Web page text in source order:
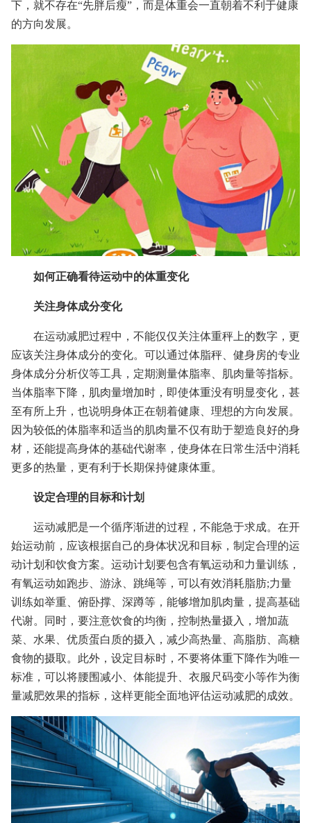
下，就不存在“先胖后瘦”，而是体重会一直朝着不利于健康
的方向发展。
如何正确看待运动中的体重变化
关注身体成分变化
在运动减肥过程中，不能仅仅关注体重秤上的数字，更
应该关注身体成分的变化。可以通过体脂秤、健身房的专业
身体成分分析仪等工具，定期测量体脂率、肌肉量等指标。
当体脂率下降，肌肉量增加时，即使体重没有明显变化，甚
至有所上升，也说明身体正在朝着健康、理想的方向发展。
因为较低的体脂率和适当的肌肉量不仅有助于塑造良好的身
材，还能提高身体的基础代谢率，使身体在日常生活中消耗
更多的热量，更有利于长期保持健康体重。
设定合理的目标和计划
运动减肥是一个循序渐进的过程，不能急于求成。在开
始运动前，应该根据自己的身体状况和目标，制定合理的运
动计划和饮食方案。运动计划要包含有氧运动和力量训练，
有氧运动如跑步、游泳、跳绳等，可以有效消耗脂肪;力量
训练如举重、俯卧撑、深蹲等，能够增加肌肉量，提高基础
代谢。同时，要注意饮食的均衡，控制热量摄入，增加蔬
菜、水果、优质蛋白质的摄入，减少高热量、高脂肪、高糖
食物的摄取。此外，设定目标时，不要将体重下降作为唯一
标准，可以将腰围减小、体能提升、衣服尺码变小等作为衡
量减肥效果的指标，这样更能全面地评估运动减肥的成效。